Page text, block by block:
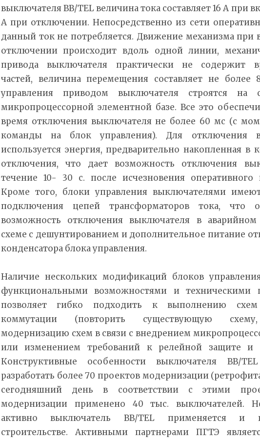
выключателя ВВ/TEL величина тока составляет 16 А при
А при отключении. Непосредственно из сети
данный ток не потребляется. Движение механизма при
отключении происходит вдоль одной линии,
привода выключателя практически не содержит
частей, величина перемещения составляет не
управления приводом выключателя строятся на
микропроцессорной элементной базе. Все это
время отключения выключателя не более 60 мс (с
команды на блок управления). Для отключения
используется энергия, предварительно накопленная в
отключения, что дает возможность отключения
течение 10- 30 с. после исчезновения оперативного
Кроме того, блоки управления выключателями
подключения цепей трансформаторов тока, что
возможность отключения выключателя в
схеме с дешунтированием и дополнительное питание
конденсатора блока управления.
Наличие нескольких модификаций блоков
функциональными возможностями и техническими
позволяет гибко подходить к выполнению схем
коммутации (повторить существующую
модернизацию схем в связи с внедрением
или изменением требований к релейной защите и
Конструктивные особенности выключателя ВВ/
разработать более 70 проектов модернизации
сегодняшний день в соответствии с этими
модернизации применено 40 тыс. выключателей.
активно выключатель ВВ/TEL применяется и
строительстве. Активными партнерами ПГТЭ